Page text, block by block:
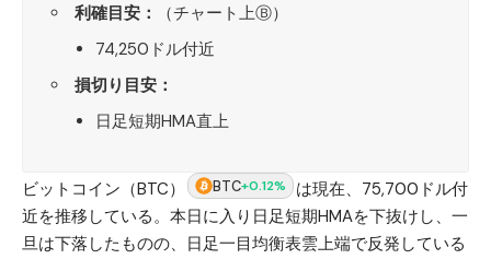
利確目安：
（チャート上Ⓑ）
74,250ドル付近
損切り目安：
日足短期HMA直上
ビットコイン（BTC） BTC+0.12%
は現在、75,700ドル付
近を推移している。本日に入り日足短期HMAを下抜けし、一
旦は下落したものの、日足一目均衡表雲上端で反発している